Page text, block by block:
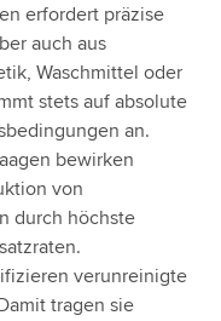
erfordert präzise
auch aus
Waschmittel oder
stets auf absolute
an.
bewirken
von
durch höchste
verunreinigte
tragen sie